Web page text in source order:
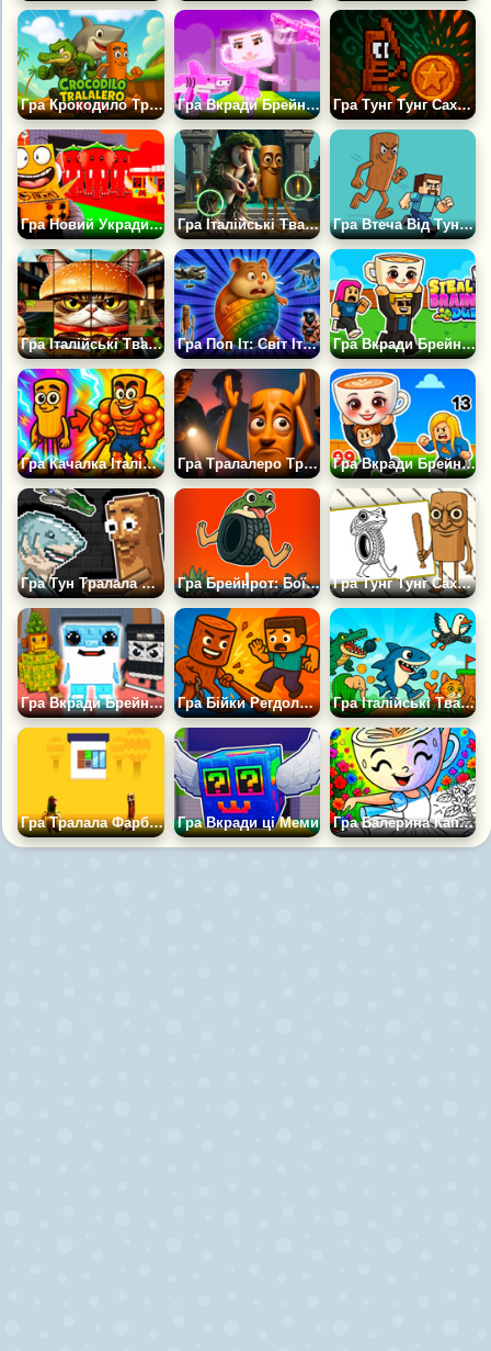
Гра Крокодило Тралалеро Ран Гра Вкради Брейнрот 100% Оригінал Гра Тунг Тунг Сахур Клікер
Гра Новий Укради Брейнрот Супер Клікер Гра Італійські Тварини: Знайди Відмінності Гра Втеча Від Тунг Тунг Тунг Сахура
Гра Італійські Тварини: Пазли Гра Поп Іт: Світ Італійських Тварин Гра Вкради Брейнрот Дуель
Гра Качалка Італійського Брейнрота Тобі Сюди Гра Тралалеро Тралала і Тунг Тунг Саур: Складний Тест Гра Вкради Брейнрот Арена
Гра Тун Тралала Плейграунд: Італійська Мем Пісочниця Гра Брейнрот: Боїнг Боїнг Злиття Гра Тунг Тунг Сахур Книга Розмальовка
Гра Вкради Брейнрот Зараз Гра Бійки Регдолл Героїв Гра Італійські Тварини - Міні Ігри
Гра Тралала Фарбування Будинків Гра Вкради ці Меми Гра Балерина Капучино: Розмальовка